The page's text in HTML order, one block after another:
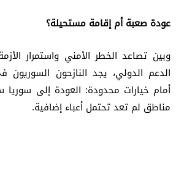
عودة صعبة أم إقامة مستحيلة؟
وبين تصاعد الخطر الأمني واستمرار
الدعم الدولي، يجد النازحون
أمام خيارات محدودة: العودة إلى سوريا
مناطق لم تعد تحتمل أعباء إضافية.